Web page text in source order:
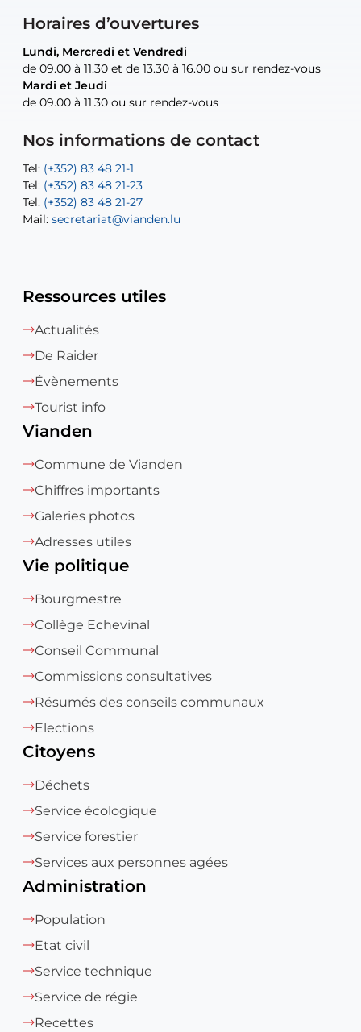
Horaires d’ouvertures
Lundi, Mercredi et Vendredi
de 09.00 à 11.30 et de 13.30 à 16.00 ou sur rendez-vous
Mardi et Jeudi
de 09.00 à 11.30 ou sur rendez-vous
Nos informations de contact
Tel: (+352) 83 48 21-1
Tel: (+352) 83 48 21-23
Tel: (+352) 83 48 21-27
Mail: secretariat@vianden.lu
Lundi, Mercredi et Vendredi
de 09.00 à 11.30 et de 13.30 à 16.00 ou sur rendez-vous
Mardi et Jeudi
de 09.00 à 11.30 ou sur rendez-vous
Tel: (+352) 83 48 21-20
Tel: (+352) 83 48 21-22
Mail:sofia.carvalho@vianden.lu
Mail: diane.storn@vianden.lu
uniquement sur rendez-vous
Mail:recette@vianden.lu
uniquement sur rendez-vous
Tel:(+352) 83 48 21-31
uniquement sur rendez-vous
Tel:Permanence (Fuite d’eau) : 83 48 21 61
Ressources utiles
Actualités
De Raider
Évènements
Tourist info
Vianden
Commune de Vianden
Chiffres importants
Galeries photos
Adresses utiles
Vie politique
Bourgmestre
Collège Echevinal
Conseil Communal
Commissions consultatives
Résumés des conseils communaux
Elections
Citoyens
Déchets
Service écologique
Service forestier
Services aux personnes agées
Administration
Population
Etat civil
Service technique
Service de régie
Recettes